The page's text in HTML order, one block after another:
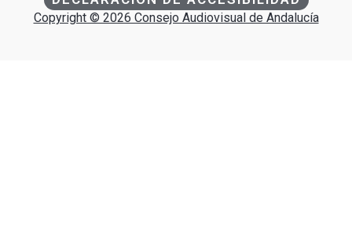
Copyright © 2026 Consejo Audiovisual de Andalucía